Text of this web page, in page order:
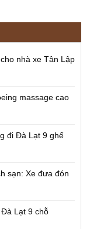
nhà xe Tân Lập
massage cao
đi Đà Lạt 9 ghế
sạn: Xe đưa đón
Lạt 9 chỗ